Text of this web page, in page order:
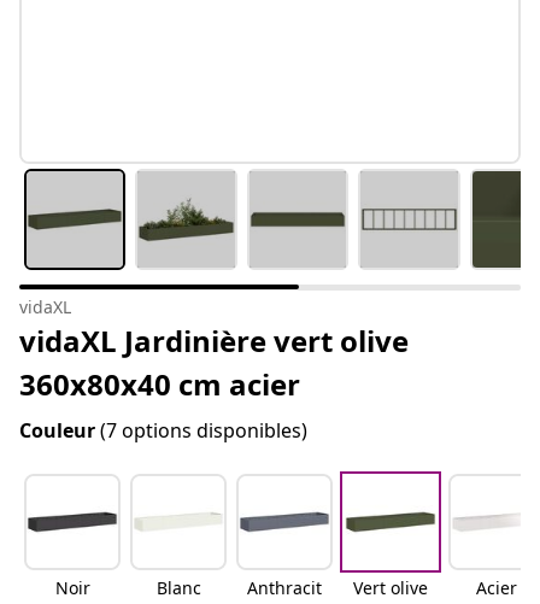
vidaXL
vidaXL Jardinière vert olive
360x80x40 cm acier
Couleur(7 options disponibles)
Noir Blanc
Anthracit
Vert olive
Acier